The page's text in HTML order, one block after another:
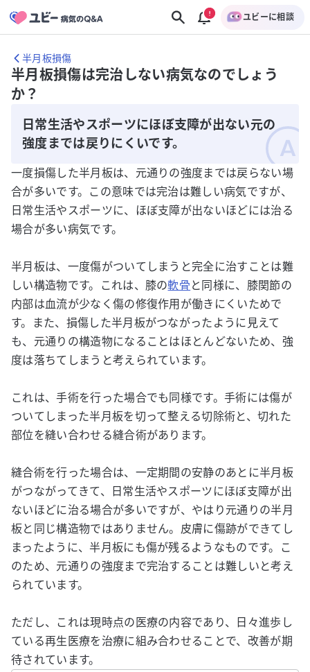
ユビーに相談
半月板損傷
半月板損傷は完治しない病気なのでしょう
か？
日常生活やスポーツにほぼ支障が出ない元の
強度までは戻りにくいです。
一度損傷した半月板は、元通りの強度までは戻らない場
合が多いです。この意味では完治は難しい病気ですが、
日常生活やスポーツに、ほぼ支障が出ないほどには治る
場合が多い病気です。
半月板は、一度傷がついてしまうと完全に治すことは難
しい構造物です。これは、膝の軟骨 と同様に、膝関節の
内部は血流が少なく傷の修復作用が働きにくいためで
す。また、損傷した半月板がつながったように見えて
も、元通りの構造物になることはほとんどないため、強
度は落ちてしまうと考えられています。
これは、手術を行った場合でも同様です。手術には傷が
ついてしまった半月板を切って整える切除術と、切れた
部位を縫い合わせる縫合術があります。
縫合術を行った場合は、一定期間の安静のあとに半月板
がつながってきて、日常生活やスポーツにほぼ支障が出
ないほどに治る場合が多いですが、やはり元通りの半月
板と同じ構造物ではありません。皮膚に傷跡ができてし
まったように、半月板にも傷が残るようなものです。こ
のため、元通りの強度まで完治することは難しいと考え
られています。
ただし、これは現時点の医療の内容であり、日々進歩し
ている再生医療を治療に組み合わせることで、改善が期
待されています。